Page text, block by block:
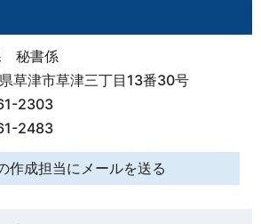
秘書係
草津市草津三丁目13番30号
2303
2483
作成担当にメールを送る